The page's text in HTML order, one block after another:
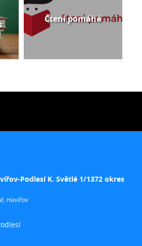
Čtení pomáhá
Podlesí K. Světlé 1/1372 okres
Havířov